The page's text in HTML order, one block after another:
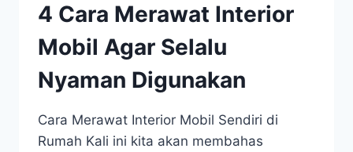
4 Cara Merawat Interior
Mobil Agar Selalu
Nyaman Digunakan
Cara Merawat Interior Mobil Sendiri di
Rumah Kali ini kita akan membahas